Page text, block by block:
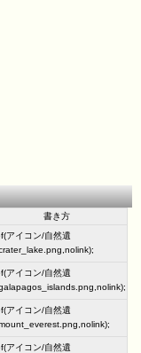
書き方
アイコン/自然遺
アイコン/自然遺
アイコン/自然遺
アイコン/自然遺